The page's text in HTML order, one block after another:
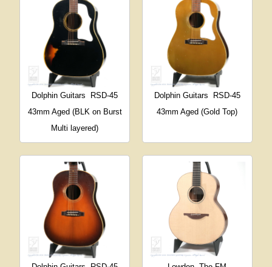
Dolphin Guitars
RSD-45
43mm Aged (BLK on Burst
Multi layered)
Dolphin Guitars
RSD-45
43mm Aged (Gold Top)